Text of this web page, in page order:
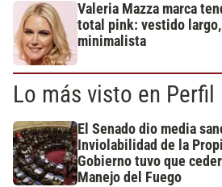
Valeria Mazza marca
total pink: vestido
minimalista
Lo más visto en Perfil
El Senado dio media
Inviolabilidad de la
Gobierno tuvo que
Manejo del Fuego